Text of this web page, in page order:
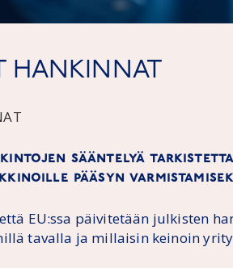
HANKINNAT
sääntelyä
pääsyn
EU:ssa päivitetään julkisten
tavalla ja millaisin keinoin